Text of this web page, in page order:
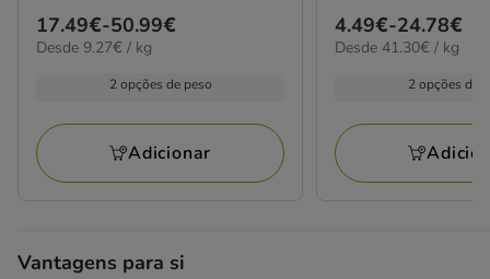
Preço
de
50.99€
17.49€-50.99€
9.27€
Desde 9.27€ / kg
2 opções de peso
Adicionar
Preço
de
24.78€
4.49€-24.78€
41.30€
Desde 41.30€ / kg
2 opções de
Vantagens para si